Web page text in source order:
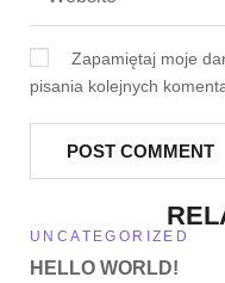
Zapamiętaj moje
pisania kolejnych
UNCATEGORIZED
HELLO WORLD!